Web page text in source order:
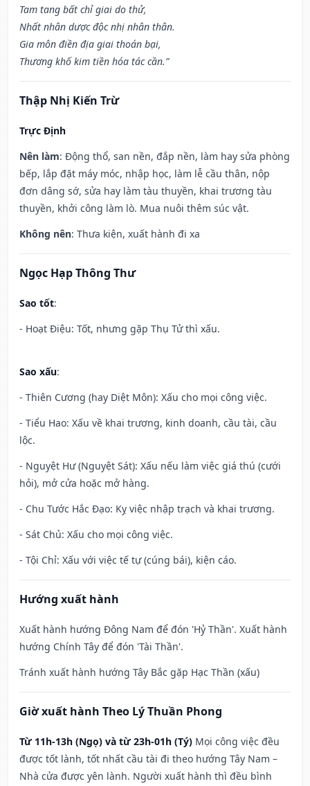
Tam tang bất chỉ giai do thử,
Nhất nhân dược độc nhị nhân thân.
Gia môn điền địa giai thoán bại,
Thương khố kim tiền hóa tác cần.”
Thập Nhị Kiến Trừ
Trực Định
Nên làm: Động thổ, san nền, đắp nền, làm hay sửa phòng
bếp, lắp đặt máy móc, nhập học, làm lễ cầu thân, nộp
đơn dâng sớ, sửa hay làm tàu thuyền, khai trương tàu
thuyền, khởi công làm lò. Mua nuôi thêm súc vật.
Không nên: Thưa kiện, xuất hành đi xa
Ngọc Hạp Thông Thư
Sao tốt:
- Hoạt Điệu: Tốt, nhưng gặp Thụ Tử thì xấu.
Sao xấu:
- Thiên Cương (hay Diệt Môn): Xấu cho mọi công việc.
- Tiểu Hao: Xấu về khai trương, kinh doanh, cầu tài, cầu
lộc.
- Nguyệt Hư (Nguyệt Sát): Xấu nếu làm việc giá thú (cưới
hỏi), mở cửa hoặc mở hàng.
- Chu Tước Hắc Đạo: Kỵ việc nhập trạch và khai trương.
- Sát Chủ: Xấu cho mọi công việc.
- Tội Chỉ: Xấu với việc tế tự (cúng bái), kiện cáo.
Hướng xuất hành
Xuất hành hướng Đông Nam để đón 'Hỷ Thần'. Xuất hành
hướng Chính Tây để đón 'Tài Thần'.
Tránh xuất hành hướng Tây Bắc gặp Hạc Thần (xấu)
Giờ xuất hành Theo Lý Thuần Phong
Từ 11h-13h (Ngọ) và từ 23h-01h (Tý) Mọi công việc đều
được tốt lành, tốt nhất cầu tài đi theo hướng Tây Nam –
Nhà cửa được yên lành. Người xuất hành thì đều bình